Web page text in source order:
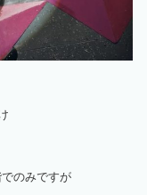
のみですが